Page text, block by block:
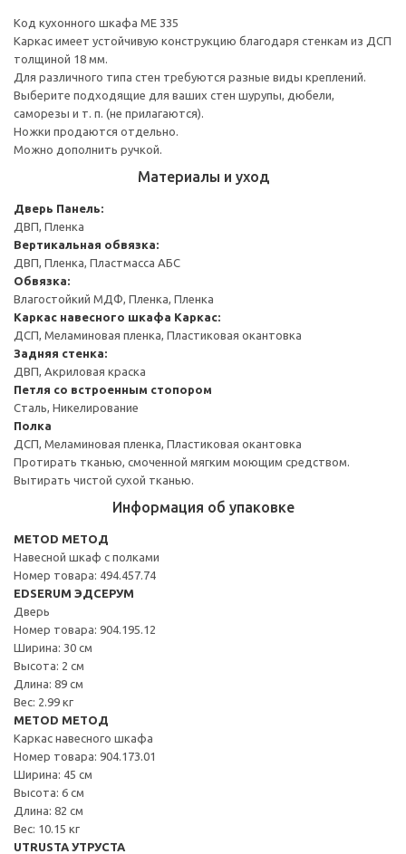
Код кухонного шкафа ME 335
Каркас имеет устойчивую конструкцию благодаря стенкам из ДСП
толщиной 18 мм.
Для различного типа стен требуются разные виды креплений.
Выберите подходящие для ваших стен шурупы, дюбели,
саморезы и т. п. (не прилагаются).
Ножки продаются отдельно.
Можно дополнить ручкой.
Материалы и уход
Дверь Панель:
ДВП, Пленка
Вертикальная обвязка:
ДВП, Пленка, Пластмасса АБС
Обвязка:
Влагостойкий МДФ, Пленка, Пленка
Каркас навесного шкафа Каркас:
ДСП, Меламиновая пленка, Пластиковая окантовка
Задняя стенка:
ДВП, Акриловая краска
Петля со встроенным стопором
Сталь, Никелирование
Полка
ДСП, Меламиновая пленка, Пластиковая окантовка
Протирать тканью, смоченной мягким моющим средством.
Вытирать чистой сухой тканью.
Информация об упаковке
METOD МЕТОД
Навесной шкаф с полками
Номер товара: 494.457.74
EDSERUM ЭДСЕРУМ
Дверь
Номер товара: 904.195.12
Ширина: 30 см
Высота: 2 см
Длина: 89 см
Вес: 2.99 кг
METOD МЕТОД
Каркас навесного шкафа
Номер товара: 904.173.01
Ширина: 45 см
Высота: 6 см
Длина: 82 см
Вес: 10.15 кг
UTRUSTA УТРУСТА